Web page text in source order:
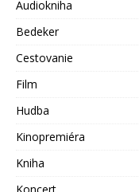
Audiokniha
Bedeker
Cestovanie
Film
Hudba
Kinopremiéra
Kniha
Koncert